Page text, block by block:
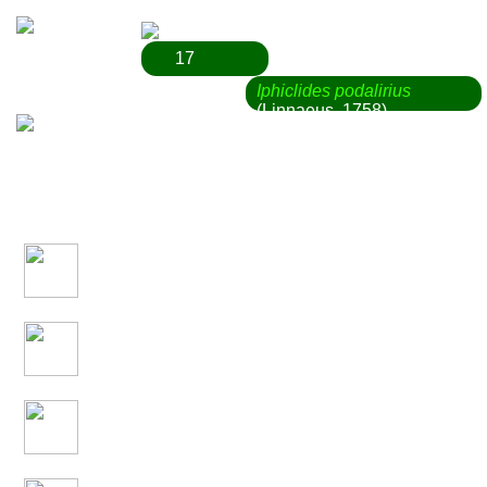
17
Iphiclides podalirius
(Linnaeus, 1758)